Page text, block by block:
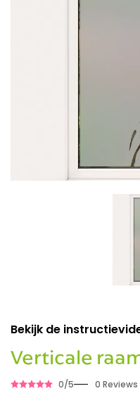
Bekijk de
Verticale
0/5 0 Reviews